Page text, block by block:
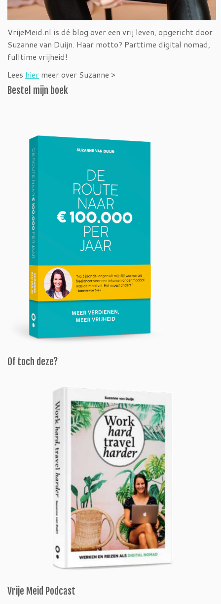
VrijeMeid.nl is dé blog over een vrij leven, opgericht door
Suzanne van Duijn. Haar motto? Parttime digital nomad,
fulltime vrijheid!
Lees hier meer over Suzanne >
Bestel mijn boek
Of toch deze?
Vrije Meid Podcast